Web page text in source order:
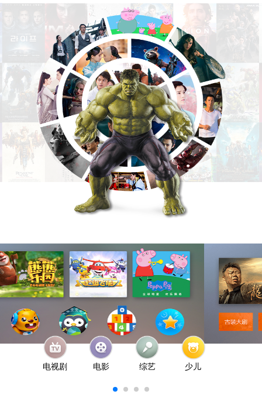
电视剧 电影 综艺 少儿